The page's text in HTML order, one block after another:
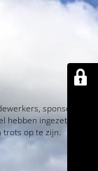
sponsors en
ingezet. Jullie
trots op te zijn.